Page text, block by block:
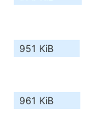
951 KiB
961 KiB